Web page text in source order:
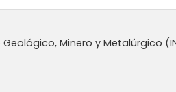
Minero y Metalúrgico